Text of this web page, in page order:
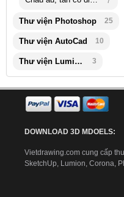
Thư viện Photoshop 25
Thư viện AutoCad 10
Thư viện Lumion 3
DOWNLOAD 3D MDOELS:
Vietdrawing.com cung cấp
SketchUp, Lumion, Corona,